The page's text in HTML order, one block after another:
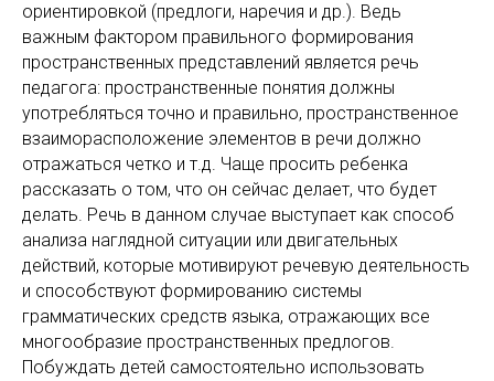
ориентировкой (предлоги, наречия и др.). Ведь
важным фактором правильного формирования
пространственных представлений является речь
педагога: пространственные понятия должны
употребляться точно и правильно, пространственное
взаиморасположение элементов в речи должно
отражаться четко и т.д. Чаще просить ребенка
рассказать о том, что он сейчас делает, что будет
делать. Речь в данном случае выступает как способ
анализа наглядной ситуации или двигательных
действий, которые мотивируют речевую деятельность
и способствуют формированию системы
грамматических средств языка, отражающих все
многообразие пространственных предлогов.
Побуждать детей самостоятельно использовать